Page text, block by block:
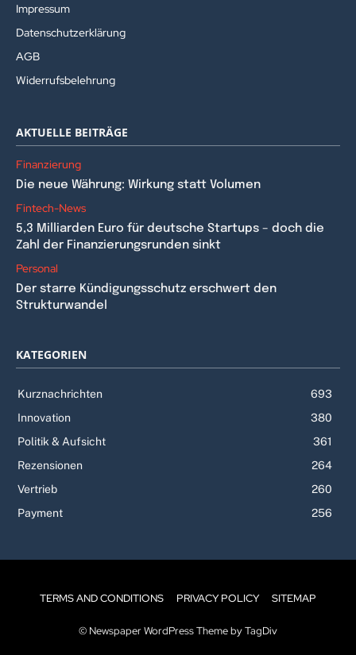
Impressum
Datenschutzerklärung
AGB
Widerrufsbelehrung
AKTUELLE BEITRÄGE
Finanzierung
Die neue Währung: Wirkung statt Volumen
Fintech-News
5,3 Milliarden Euro für deutsche Startups – doch die
Zahl der Finanzierungsrunden sinkt
Personal
Der starre Kündigungsschutz erschwert den
Strukturwandel
KATEGORIEN
Kurznachrichten
693
Innovation
380
Politik & Aufsicht
361
Rezensionen
264
Vertrieb
260
Payment
256
TERMS AND CONDITIONS PRIVACY POLICY SITEMAP
© Newspaper WordPress Theme by TagDiv